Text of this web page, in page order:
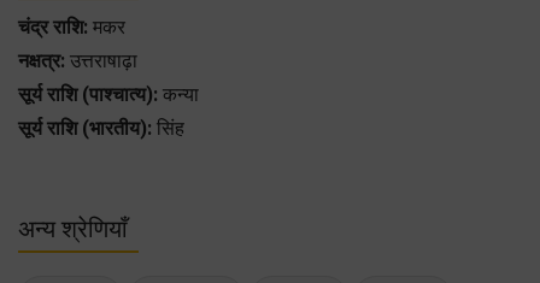
चंद्र राशि: मकर
नक्षत्र: उत्तराषाढ़ा
सूर्य राशि (पाश्चात्य): कन्या
सूर्य राशि (भारतीय): सिंह
अन्य श्रेणियाँ